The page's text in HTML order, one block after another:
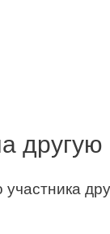
другую
участника